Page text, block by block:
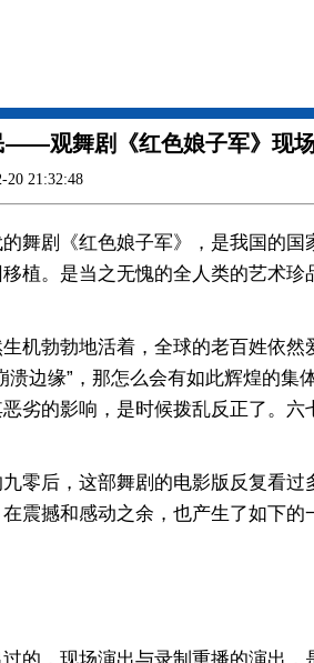
——观舞剧《红色娘子军》现
20 21:32:48
剧《红色娘子军》，是我国的国
植。是当之无愧的全人类的艺术珍
勃勃地活着，全球的老百姓依然
溃边缘”，那怎么会有如此辉煌的
劣的影响，是时候拨乱反正了。
后，这部舞剧的电影版反复看过
震撼和感动之余，也产生了如下的